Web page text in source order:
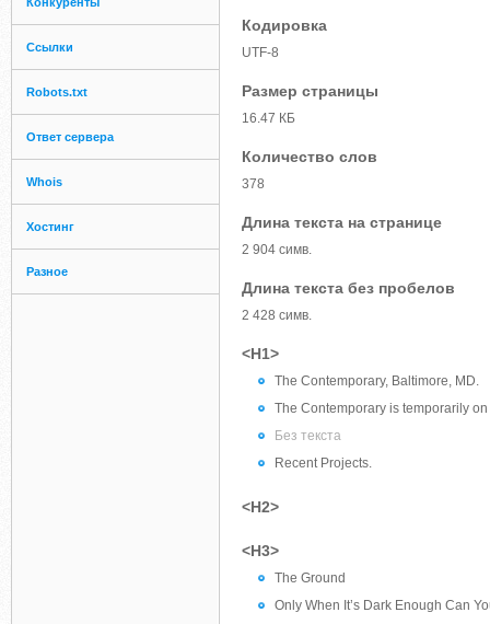
Ссылки
Robots.txt
Ответ сервера
Whois
Хостинг
Разное
Кодировка
UTF-8
Размер страницы
16.47 КБ
Количество слов
378
Длина текста на странице
2 904 симв.
Длина текста без пробелов
2 428 симв.
<H1>
The Contemporary, Baltimore, MD.
The Contemporary is temporarily
Без текста
Recent Projects.
<H2>
<H3>
The Ground
Only When It’s Dark Enough Can